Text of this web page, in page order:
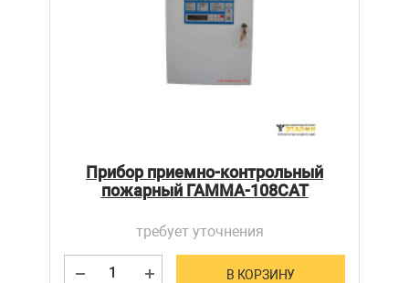
Прибор приемно-контрольный
пожарный ГАММА-108САТ
требует уточнения
В КОРЗИНУ